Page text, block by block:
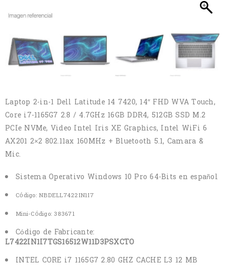
Laptop 2-in-1 Dell Latitude 14 7420, 14″ FHD WVA Touch,
Core i7-1165G7 2.8 / 4.7GHz 16GB DDR4, 512GB SSD M.2
PCIe NVMe, Video Intel Iris XE Graphics, Intel WiFi 6
AX201 2×2 802.11ax 160MHz + Bluetooth 5.1, Camara &
Mic.
Sistema Operativo Windows 10 Pro 64-Bits en español
Código: NBDELL7422IN1I7
Mini-Código: 383671
Código de Fabricante:
L7422IN1I7TGS16512W11D3PSXCTO
INTEL CORE i7 1165G7 2.80 GHZ CACHE L3 12 MB